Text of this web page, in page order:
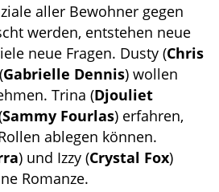
aller Bewohner gegen
werden, entstehen neue
neue Fragen. Dusty (Chris
Gabrielle Dennis) wollen
Trina (Djouliet
Sammy Fourlas) erfahren,
ablegen können.
) und Izzy (Crystal Fox)
Romanze.